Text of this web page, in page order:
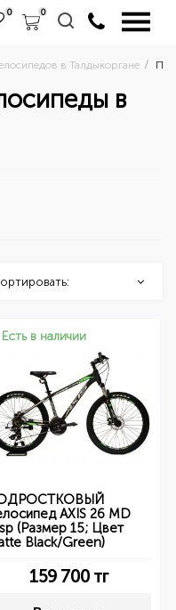
0 0
в Талдыкоргане
в
Есть в наличии
AXIS 26 MD
(Размер 15; Цвет
Black/Green)
159 700тг